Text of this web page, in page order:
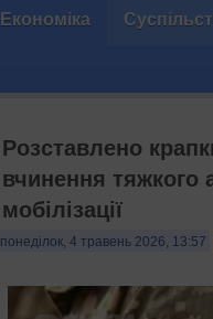
Економіка
Розставлено
вчинення тяжкого
мобілізації
понеділок, 4 травень 2026, 13:57